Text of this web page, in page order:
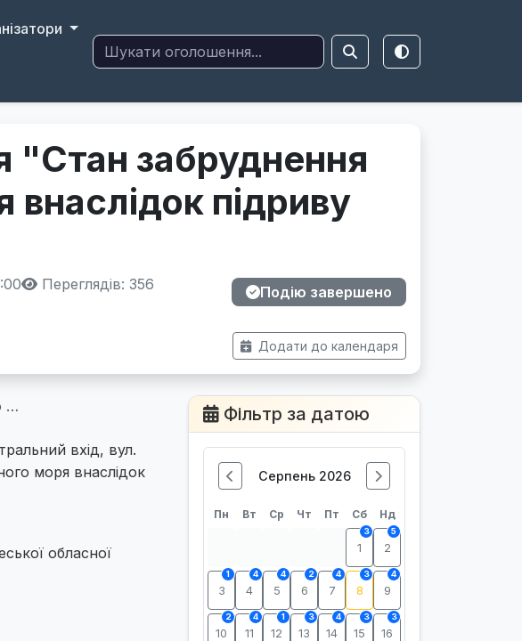
"Стан забруднення
підриву
Переглядів: 356
Подію завершено
Додати до календаря
…
вхід, вул.
моря внаслідок
обласної
Фільтр за датою
Серпень 2026
Пн Вт Ср Чт Пт Сб Нд
1
3
2
5
3
1
4
4
5
4
6
2
7
4
8
3
9
4
10
2
11
4
12
1
13
3
14
4
15
3
16
3